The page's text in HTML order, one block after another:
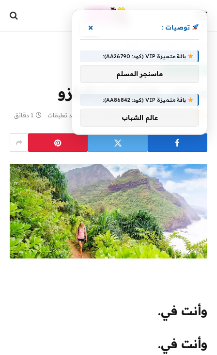
عروض هاواي | ترافيلزو
yaraa لا توجد تعليقات 1 دقائق
وأنت في.
وأنت في.
توصيات : ×
باقة متميزة VIP (كود: AA26790):
ماسنجر المسلم
باقة متميزة VIP (كود: AA86842):
عالم الشباب